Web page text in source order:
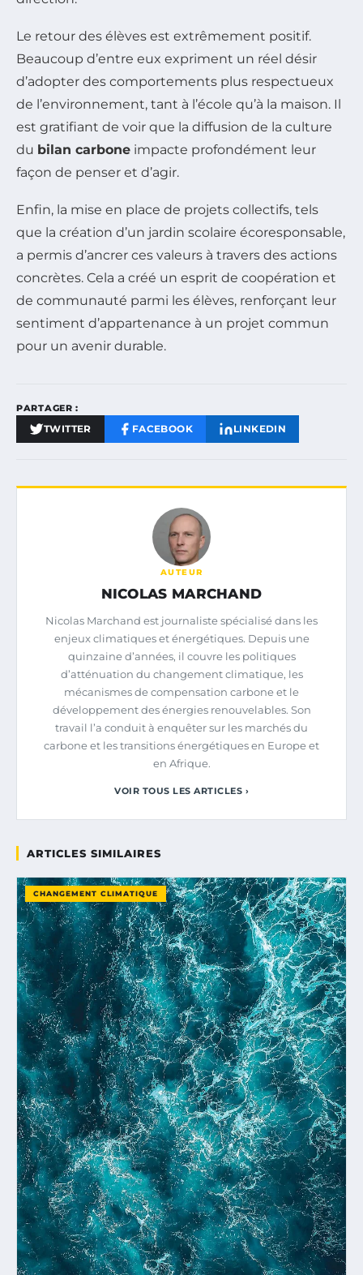
Le retour des élèves est extrêmement positif.
Beaucoup d’entre eux expriment un réel désir
d’adopter des comportements plus respectueux
de l’environnement, tant à l’école qu’à la maison. Il
est gratifiant de voir que la diffusion de la culture
du bilan carbone impacte profondément leur
façon de penser et d’agir.
Enfin, la mise en place de projets collectifs, tels
que la création d’un jardin scolaire écoresponsable,
a permis d’ancrer ces valeurs à travers des actions
concrètes. Cela a créé un esprit de coopération et
de communauté parmi les élèves, renforçant leur
sentiment d’appartenance à un projet commun
pour un avenir durable.
PARTAGER :
TWITTER FACEBOOK LINKEDIN
AUTEUR
NICOLAS MARCHAND
Nicolas Marchand est journaliste spécialisé dans les
enjeux climatiques et énergétiques. Depuis une
quinzaine d’années, il couvre les politiques
d’atténuation du changement climatique, les
mécanismes de compensation carbone et le
développement des énergies renouvelables. Son
travail l’a conduit à enquêter sur les marchés du
carbone et les transitions énergétiques en Europe et
en Afrique.
VOIR TOUS LES ARTICLES ›
ARTICLES SIMILAIRES
CHANGEMENT CLIMATIQUE